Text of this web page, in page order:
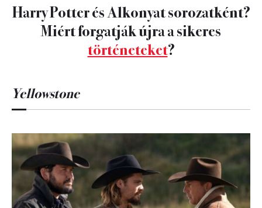
Harry Potter és Alkonyat sorozatként?
Miért forgatják újra a sikeres
történeteket?
Yellowstone